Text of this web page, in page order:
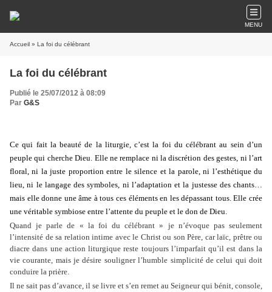
MENU
Accueil » La foi du célébrant
La foi du célébrant
Publié le 25/07/2012 à 08:09
Par G&S
Ce qui fait la beauté de la liturgie, c’est la foi du célébrant au sein d’un
peuple qui cherche Dieu. Elle ne remplace ni la discrétion des gestes, ni l’art
floral, ni la juste proportion entre le silence et la parole, ni l’esthétique du
lieu, ni le langage des symboles, ni l’adaptation et la justesse des chants…
mais elle donne une âme à tous ces éléments en les dépassant tous. Elle crée
une véritable symbiose entre l’attente du peuple et le don de Dieu.
Quand je parle de « la foi du célébrant » je n’évoque pas seulement
l’intensité de sa relation intime avec le Christ ou son Père, car laïc, prêtre ou
diacre dans une action liturgique reste toujours l’imparfait qu’il est dans la
vie courante, mais je désire souligner l’humble simplicité de celui qui doit
conduire la prière.
Il ne sait pas d’avance, il se livre et s’en remet au Seigneur qui bénit, console,